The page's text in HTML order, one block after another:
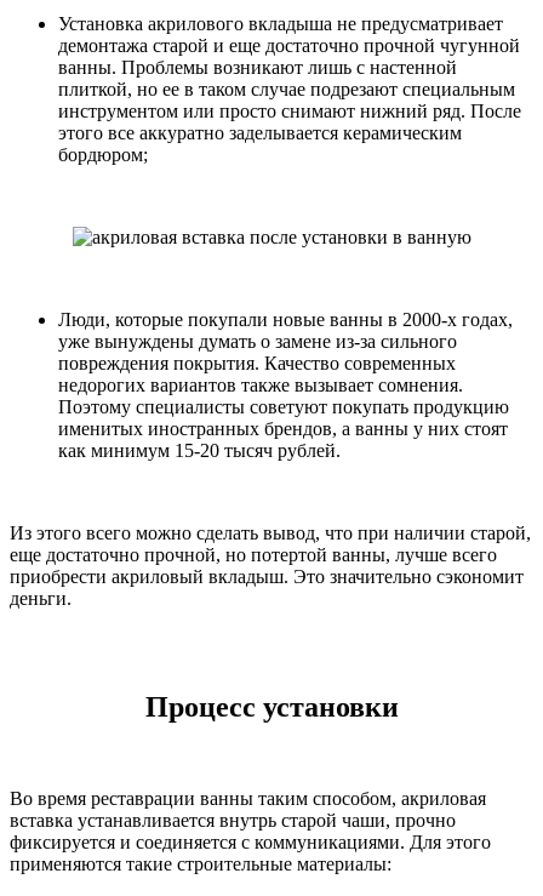
Установка акрилового вкладыша не предусматривает
демонтажа старой и еще достаточно прочной чугунной
ванны. Проблемы возникают лишь с настенной
плиткой, но ее в таком случае подрезают специальным
инструментом или просто снимают нижний ряд. После
этого все аккуратно заделывается керамическим
бордюром;
Люди, которые покупали новые ванны в 2000-х годах,
уже вынуждены думать о замене из-за сильного
повреждения покрытия. Качество современных
недорогих вариантов также вызывает сомнения.
Поэтому специалисты советуют покупать продукцию
именитых иностранных брендов, а ванны у них стоят
как минимум 15-20 тысяч рублей.
Из этого всего можно сделать вывод, что при наличии старой,
еще достаточно прочной, но потертой ванны, лучше всего
приобрести акриловый вкладыш. Это значительно сэкономит
деньги.
Процесс установки
Во время реставрации ванны таким способом, акриловая
вставка устанавливается внутрь старой чаши, прочно
фиксируется и соединяется с коммуникациями. Для этого
применяются такие строительные материалы: